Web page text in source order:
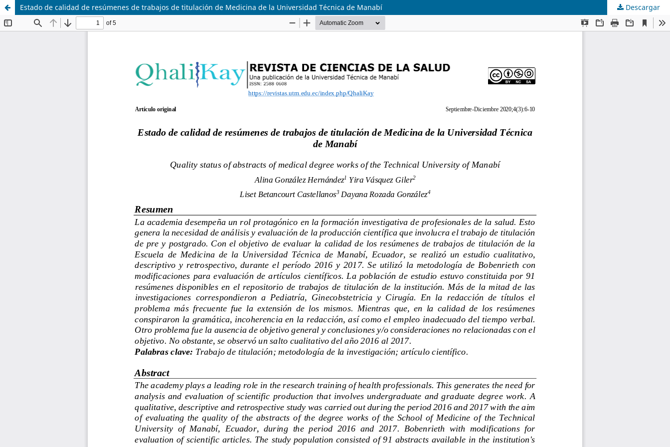
Estado de calidad de resúmenes de trabajos de titulación de Medicina de la Universidad Técnica de Manabí Descargar